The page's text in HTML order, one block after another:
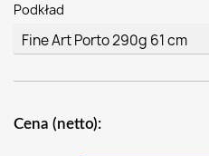
Podkład
Cena (netto):